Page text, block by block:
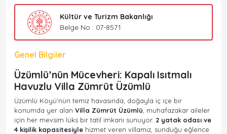
Kültür ve Turizm Bakanlığı
Belge No : 07-8571
Genel Bilgiler
Üzümlü’nün Mücevheri: Kapalı Isıtmalı
Havuzlu Villa Zümrüt Üzümlü
Üzümlü Köyü’nün temiz havasında, doğayla iç içe bir
konumda yer alan Villa Zümrüt Üzümlü , muhafazakar aileler
için her mevsim lüks bir tatil imkanı sunuyor. 2 yatak odası ve
4 kişilik kapasitesiyle hizmet veren villamız, sunduğu eğlence